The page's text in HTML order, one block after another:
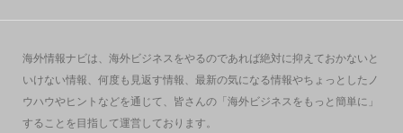
海外情報ナビは、海外ビジネスをやるのであれば絶対に抑えておかないと
いけない情報、何度も見返す情報、最新の気になる情報やちょっとしたノ
ウハウやヒントなどを通じて、皆さんの「海外ビジネスをもっと簡単に」
することを目指して運営しております。